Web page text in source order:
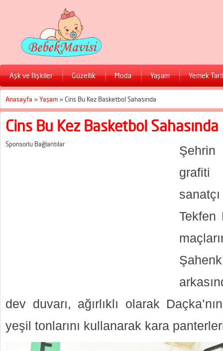
Aşk ve İlişkiler Güzellik Moda Yaşam Yemek
Anasayfa »Yaşam »Cins Bu Kez Basketbol Sahasında
Cins Bu Kez Basketbol Sahasında
Sponsorlu Bağlantılar
Şehrin
grafiti
Tekfen
dev duvarı, ağırlıklı olarak
yeşil tonlarını kullanarak kara